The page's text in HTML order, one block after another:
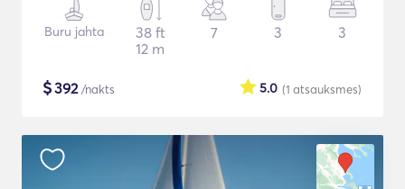
Buru jahta
38 ft
12 m
7 3 3
$392/nakts (1 atsauksmes)
5.0